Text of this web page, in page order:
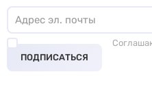
ПОДПИСАТЬСЯ